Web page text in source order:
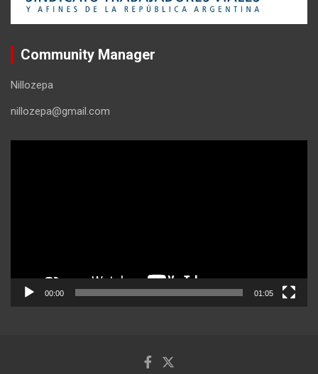
Community Manager
Nillozepa
nillozepa@gmail.com
00:00 01:05